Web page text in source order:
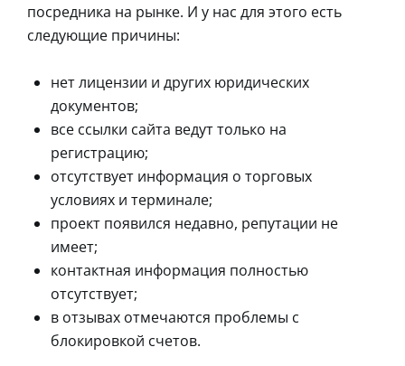
посредника на рынке. И у нас для этого есть
следующие причины:
нет лицензии и других юридических
документов;
все ссылки сайта ведут только на
регистрацию;
отсутствует информация о торговых
условиях и терминале;
проект появился недавно, репутации не
имеет;
контактная информация полностью
отсутствует;
в отзывах отмечаются проблемы с
блокировкой счетов.